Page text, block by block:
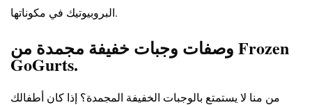
البروبيوتيك في مكوناتها.
وصفات وجبات خفيفة مجمدة من Frozen
GoGurts.
من منا لا يستمتع بالوجبات الخفيفة المجمدة؟ إذا كان أطفالك